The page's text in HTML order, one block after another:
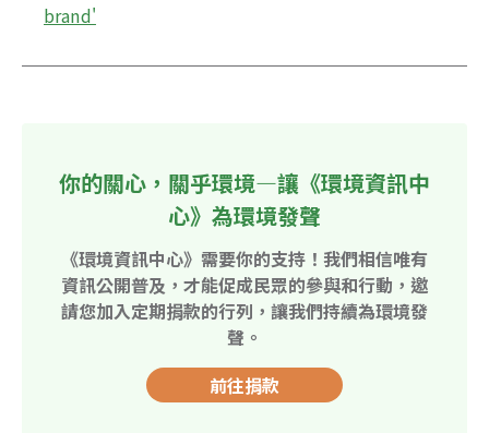
brand'
你的關心，關乎環境—讓《環境資訊中
心》為環境發聲
《環境資訊中心》需要你的支持！我們相信唯有
資訊公開普及，才能促成民眾的參與和行動，邀
請您加入定期捐款的行列，讓我們持續為環境發
聲。
前往捐款